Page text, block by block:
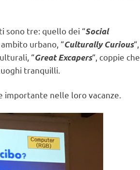
sono tre: quello dei “Social
urbano, “Culturally Curious“,
“Great Excapers“, coppie che
tranquilli.
importante nelle loro vacanze.